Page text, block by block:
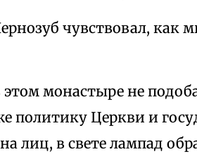
чувствовал, как
монастыре не
политику Церкви и
лиц, в свете лампад